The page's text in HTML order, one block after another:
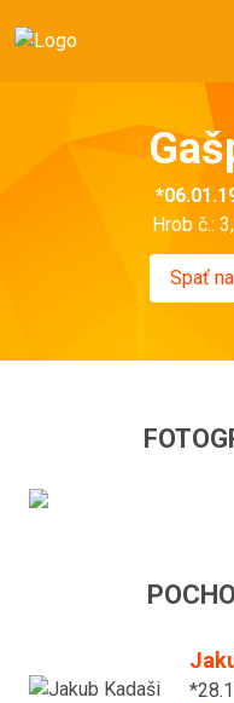
Hrob č.:
Spať